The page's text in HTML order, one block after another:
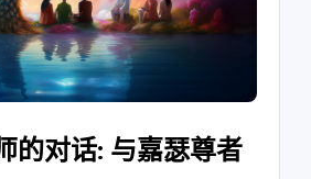
的对话: 与嘉瑟尊者